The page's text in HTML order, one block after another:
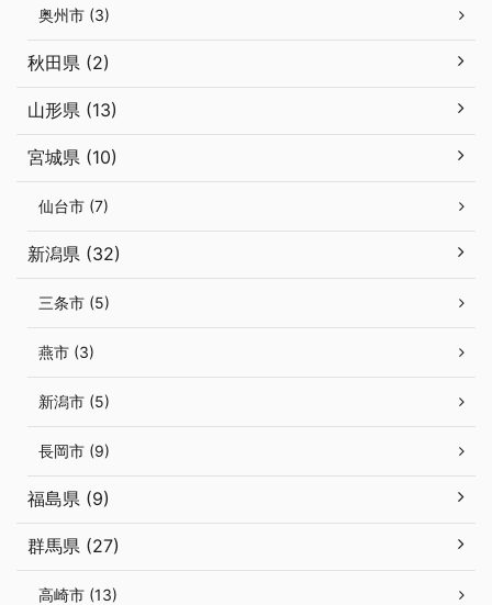
奥州市 (3)
秋田県 (2)
山形県 (13)
宮城県 (10)
仙台市 (7)
新潟県 (32)
三条市 (5)
燕市 (3)
新潟市 (5)
長岡市 (9)
福島県 (9)
群馬県 (27)
高崎市 (13)